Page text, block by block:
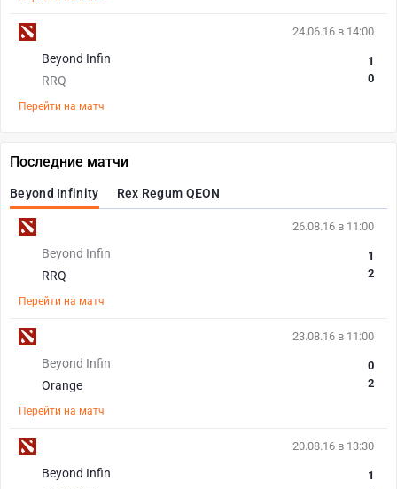
24.06.16 в 14:00
Beyond Infin
RRQ
1
0
Перейти на матч
Последние матчи
Beyond Infinity Rex Regum QEON
26.08.16 в 11:00
Beyond Infin
RRQ
1
2
Перейти на матч
23.08.16 в 11:00
Beyond Infin
Orange
0
2
Перейти на матч
20.08.16 в 13:30
Beyond Infin
1